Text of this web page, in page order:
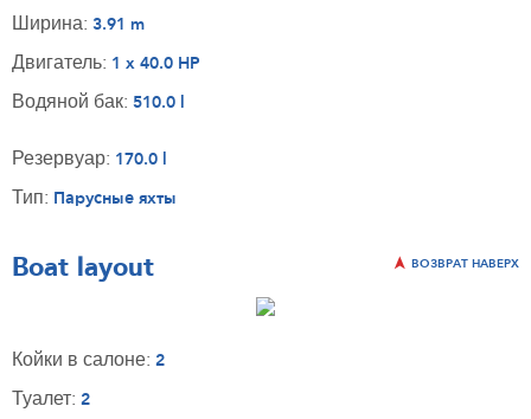
Ширина: 3.91 m
Двигатель: 1 x 40.0 HP
Водяной бак: 510.0 l
Резервуар: 170.0 l
Тип: Парусные яхты
Boat layout ВОЗВРАТ НАВЕРХ
Койки в салоне: 2
Туалет: 2